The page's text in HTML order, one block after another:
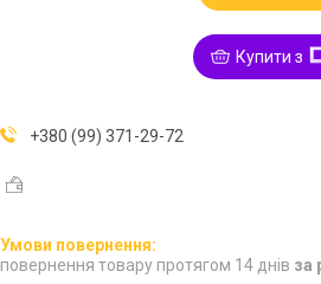
Купити з
+380 (99) 371-29-72
повернення товару протягом 14 днів за